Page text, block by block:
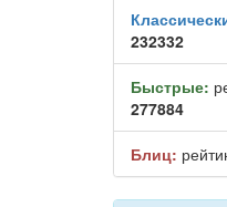
232332
Быстрые:
277884
Блиц: